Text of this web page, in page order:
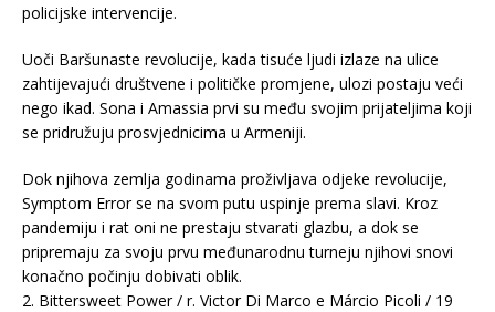
policijske intervencije.
Uoči Baršunaste revolucije, kada tisuće ljudi izlaze na ulice
zahtijevajući društvene i političke promjene, ulozi postaju veći
nego ikad. Sona i Amassia prvi su među svojim prijateljima koji
se pridružuju prosvjednicima u Armeniji.
Dok njihova zemlja godinama proživljava odjeke revolucije,
Symptom Error se na svom putu uspinje prema slavi. Kroz
pandemiju i rat oni ne prestaju stvarati glazbu, a dok se
pripremaju za svoju prvu međunarodnu turneju njihovi snovi
konačno počinju dobivati oblik.
2. Bittersweet Power / r. Victor Di Marco e Márcio Picoli / 19